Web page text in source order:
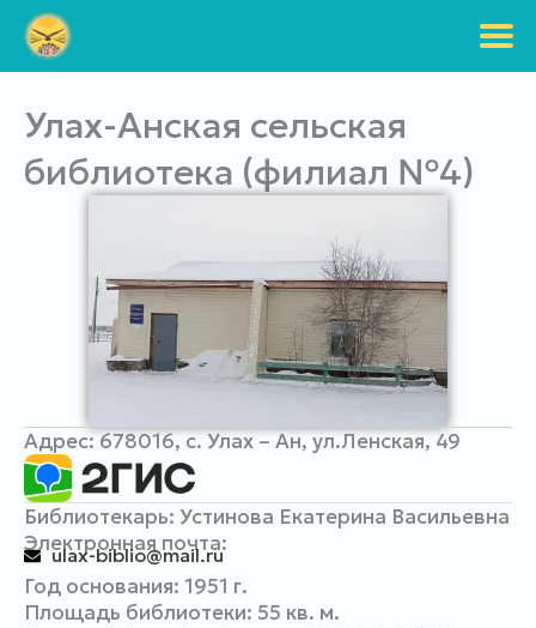
Перейти
Улах-Анская сельская
библиотека (филиал №4)
Адрес: 678016, с. Улах – Ан, ул.Ленская, 49
Библиотекарь: Устинова Екатерина Васильевна
Электронная почта:
ulax-biblio@mail.ru
Год основания: 1951 г.
Площадь библиотеки: 55 кв. м.